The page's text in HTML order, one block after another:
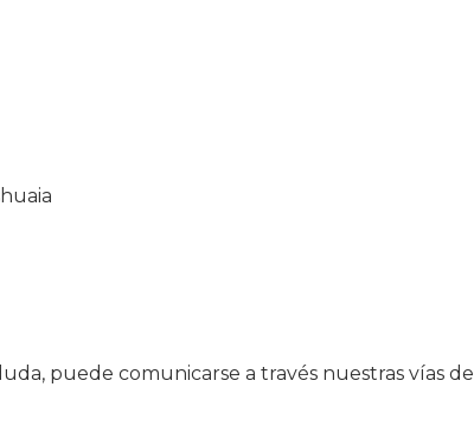
puede comunicarse a través nuestras vías de